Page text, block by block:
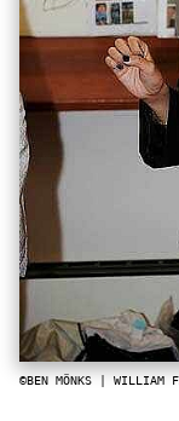
©BEN MÖNKS | WILLIAM